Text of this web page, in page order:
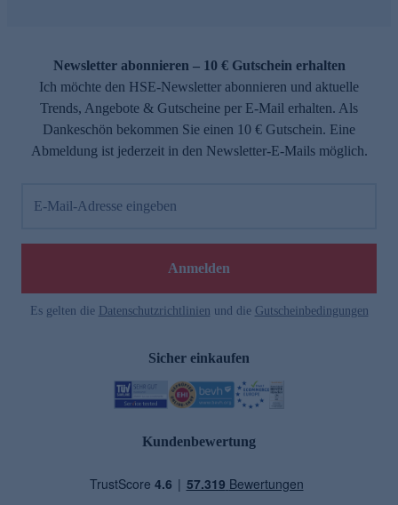
Newsletter abonnieren – 10 € Gutschein erhalten
Ich möchte den HSE-Newsletter abonnieren und aktuelle
Trends, Angebote & Gutscheine per E-Mail erhalten. Als
Dankeschön bekommen Sie einen 10 € Gutschein. Eine
Abmeldung ist jederzeit in den Newsletter-E-Mails möglich.
E-Mail-Adresse eingeben
Anmelden
Es gelten die Datenschutzrichtlinien und die Gutscheinbedingungen
Sicher einkaufen
Kundenbewertung